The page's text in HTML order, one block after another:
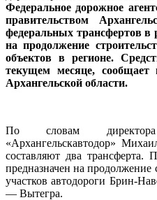
Федеральное дорожное
правительством
федеральных трансфертов в
на продолжение
объектов в регионе.
текущем месяце, сообщает
Архангельской области.
По словам
«Архангельскавтодор»
составляют два
предназначен на продолжение
участков автодороги Брин-
— Вытегра.